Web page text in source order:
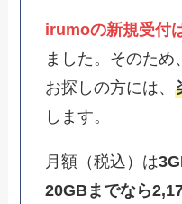
irumoの新規受付
ました。そのた
お探しの方には、
します。
月額（税込）は
20GBまでなら